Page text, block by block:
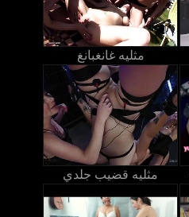
مثليه غانغبانغ
مثليه قضيب جلدي